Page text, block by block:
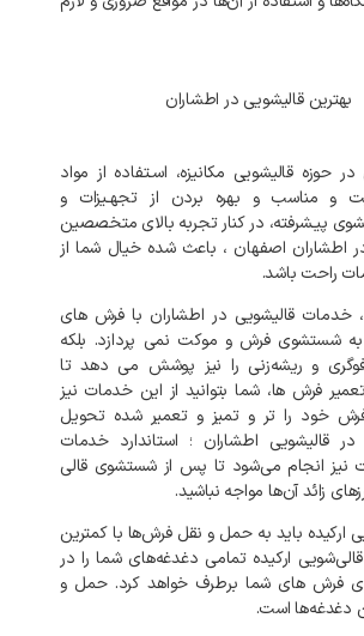
قالیشویی مکانیزه، اسـتفاده از مواد
و مناسب و بهره بردن از تجهـیزات و
پیـشرفته، در کنار تجربه بالای متخصصین
اطشاران اصفهان ، باعث شده خیال شما از
راحت باشد.
، خدمات قالیشویی در اطشاران با فرش های
به شستشوی فرش و موکت نمی‌ پردازد. بلکه
و ریشه‌زنی را نیز پوشش می‌ دهد تا
فرش‌ ها، شما بتوانید از این خدمات نیز
خود را تر و تمیز و تعمیر شده تحویل
قالیشویی اطشاران ؛ استاندارد خدمات
نیز انجام می‌شود تا پس از شستشوی قالی
زائد آن‌ها مواجه نباشید.
ارکیده باید به حمل و نقل فرش‌ها با کمترین
ارکیده تمامی دغدغه‌های شما را در
های شما برطرف خواهد کرد. حمل و
دغدغه‌ها است.